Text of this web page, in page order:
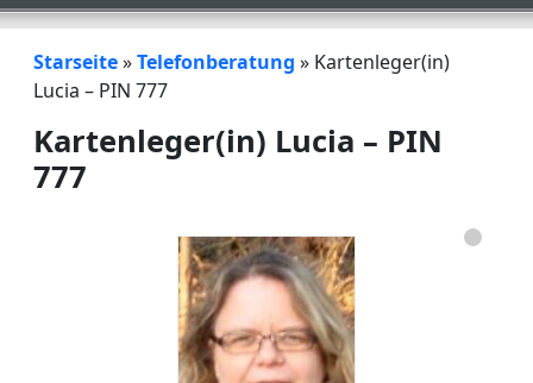
Starseite»Telefonberatung » Kartenleger(in)
Lucia – PIN 777
Kartenleger(in) Lucia – PIN
777